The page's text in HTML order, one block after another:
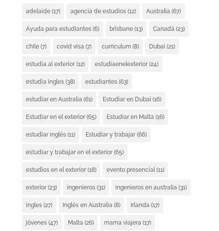
adelaide(17) agencia de estudios(12) Australia (67)
Ayuda para estudiantes(6) brisbane(13) Canadá (23)
chile(7) covid visa (7) curriculum(8) Dubai (21)
estudia al exterior(12) estudiaenelexterior(24)
estudia ingles(38) estudiantes(63)
estudiar en Australia (61) Estudiar en Dubai (16)
Estudiar en el exterior(65) Estudiar en Malta (16)
estudiar inglés(11) Estudiar y trabajar(66)
estudiar y trabajar en el exterior(65)
estudios en el exterior(18) evento presencial (11)
exterior(23) ingenieros(31) ingenieros en australia (31)
ingles(27) Inglés en Australia (8) Irlanda (17)
jóvenes(47) Malta (26) mama viajera (17)